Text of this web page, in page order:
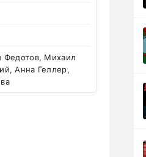
Федотов, Михаил
Анна Геллер,